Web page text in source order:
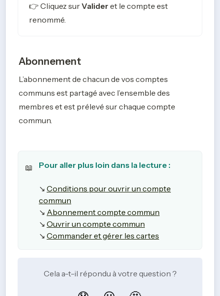
👉 Cliquez sur Valider et le compte est
renommé.
Abonnement
L’abonnement de chacun de vos comptes
communs est partagé avec l’ensemble des
membres et est prélevé sur chaque compte
commun.
📖
↘️ Conditions pour ouvrir un compte
commun
↘️ Abonnement compte commun
↘️ Ouvrir un compte commun
↘️ Commander et gérer les cartes
Cela a-t-il répondu à votre question ?